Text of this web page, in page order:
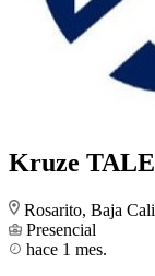
Kruze
Rosarito, Baja
Presencial
hace 1 mes.